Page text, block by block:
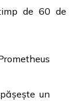
de 60 de
un